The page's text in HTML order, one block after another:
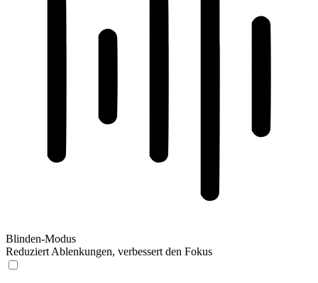
Blinden-Modus
Reduziert Ablenkungen, verbessert den Fokus